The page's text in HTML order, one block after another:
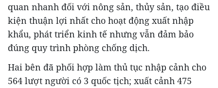
quan nhanh đối với nông sản, thủy sản, tạo điều
kiện thuận lợi nhất cho hoạt động xuất nhập
khẩu, phát triển kinh tế nhưng vẫn đảm bảo
đúng quy trình phòng chống dịch.
Hai bên đã phối hợp làm thủ tục nhập cảnh cho
564 lượt người có 3 quốc tịch; xuất cảnh 475